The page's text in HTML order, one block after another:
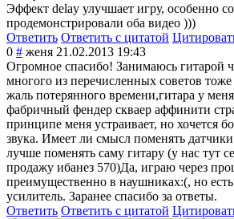
Эффект delay улучшает игру, особенно
продемонстрировали оба видео )))
Ответить Ответить с цитатой
0 # женя 21.02.2013 19:43
Огромное спасибо! Занимаюсь гитарой
многого из перечисленных советов
жаль потерянного времени,гитара у
фабричный фендер скваер аффинити
принципе меня устраивает, но хочется
звука. Имеет ли смысл поменять
лучше поменять саму гитару (у нас тут
продажу ибанез 570)Да, играю через
преимущественно в наушниках:(, но
усилитель. Заранее спасибо за ответы.
Ответить Ответить с цитатой